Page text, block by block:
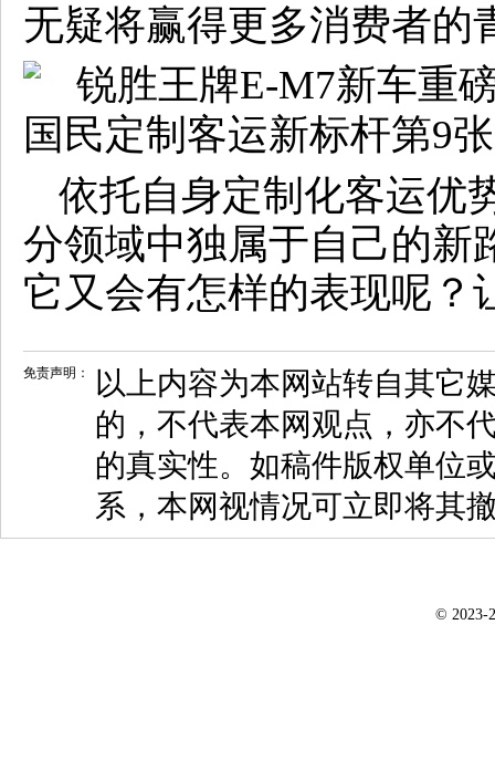
无疑将赢得更多消费者的
依托自身定制化客运优
分领域中独属于自己的新
它又会有怎样的表现呢？
免责声明：
以上内容为本网站转自其它
的，不代表本网观点，亦不
的真实性。如稿件版权单位
系，本网视情况可立即将其
© 2023-